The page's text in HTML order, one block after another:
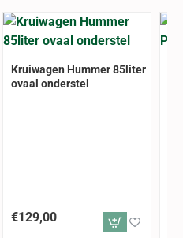
ALLEEN AFHALEN
Kruiwagen Hummer 85liter
ovaal onderstel
€129,00